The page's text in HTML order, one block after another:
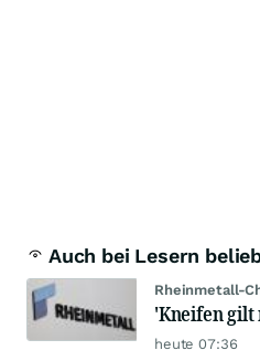
Auch bei Lesern
Rheinmetall-
'Kneifen
heute 07:36